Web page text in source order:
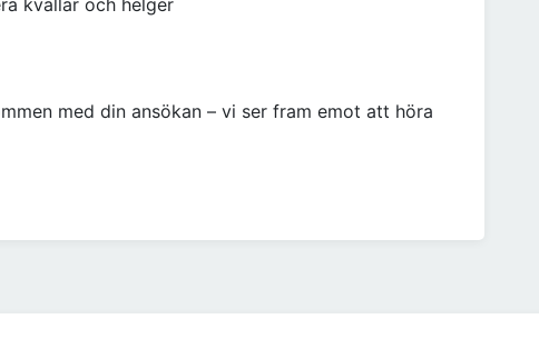
kvällar och helger
med din ansökan – vi ser fram emot att höra